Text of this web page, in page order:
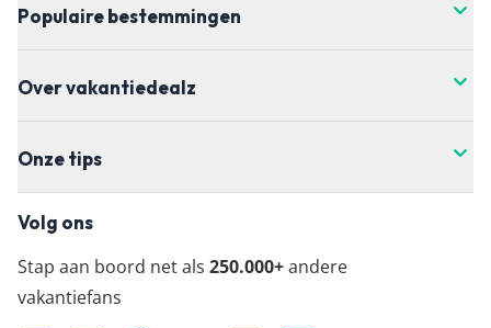
wil boeken.
Populaire bestemmingen
Over vakantiedealz
Onze tips
Volg ons
Stap aan boord net als 250.000+andere
vakantiefans